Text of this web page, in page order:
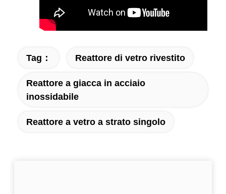
Tag： Reattore di vetro rivestito
Reattore a giacca in acciaio
inossidabile
Reattore a vetro a strato singolo